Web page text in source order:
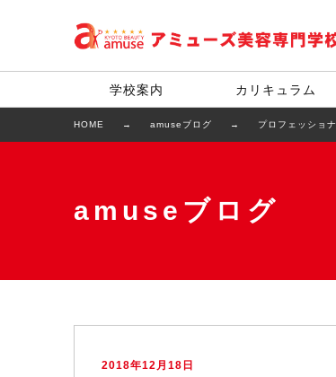
学校案内 カリキュラム
HOME amuseブログ プロフェッショ
amuseブログ
2018年12月18日